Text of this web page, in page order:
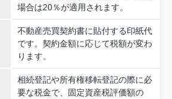
場合は20％が適用されます。
不動産売買契約書に貼付する印紙代
です。契約金額に応じて税額が変わ
ります。
相続登記や所有権移転登記の際に必
要な税金で、固定資産税評価額の